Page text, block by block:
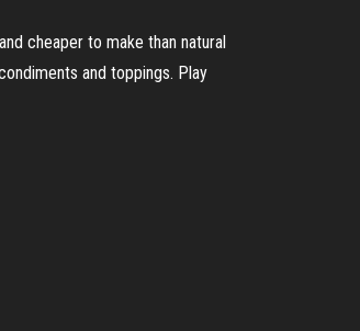
cheaper to make than natural
and toppings. Play